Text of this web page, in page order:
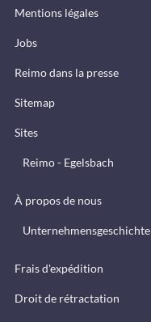
Mentions légales
Jobs
Reimo dans la presse
Sitemap
Sites
Reimo - Egelsbach
À propos de nous
Unternehmensgeschichte
Frais d'expédition
Droit de rétractation